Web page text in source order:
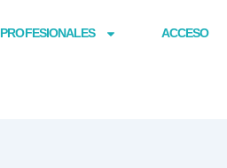
PROFESIONALES ACCESO